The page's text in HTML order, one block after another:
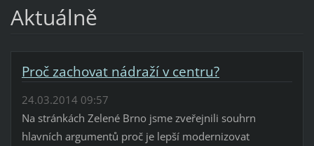
Aktuálně
Proč zachovat nádraží v centru?
24.03.2014 09:57
Na stránkách Zelené Brno jsme zveřejnili souhrn
hlavních argumentů proč je lepší modernizovat